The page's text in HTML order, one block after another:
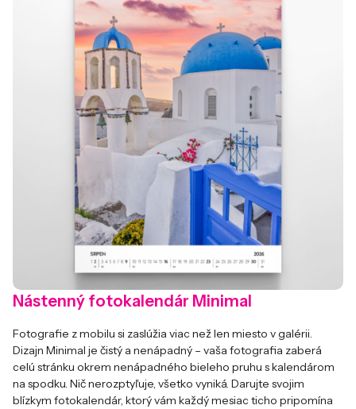
Nástenný fotokalendár Minimal
Fotografie z mobilu si zaslúžia viac než len miesto v galérii.
Dizajn Minimal je čistý a nenápadný – vaša fotografia zaberá
celú stránku okrem nenápadného bieleho pruhu s kalendárom
na spodku. Nič nerozptyľuje, všetko vyniká. Darujte svojim
blízkym fotokalendár, ktorý vám každý mesiac ticho pripomína